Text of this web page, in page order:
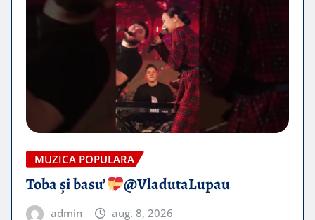
MUZICA POPULARA
Toba și basu’ @VladutaLupau
admin aug. 8, 2026